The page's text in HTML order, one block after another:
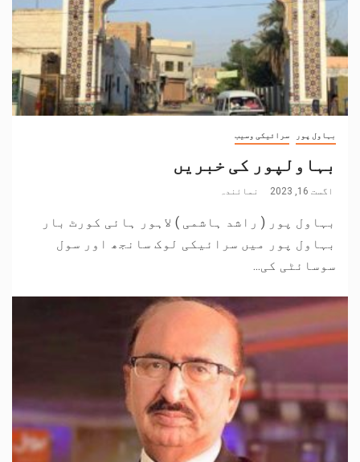
بہاول پور سرائیکی وسیب
بہاولپور کی خبریں
اگست 16, 2023 نمائندہ
بہاول پور ( راشد ہاشمی ) لاہور ہائی کورٹ بار
بہاول پور میں سرائیکی لوک سانجھ اور سول
سوسائٹی کی...